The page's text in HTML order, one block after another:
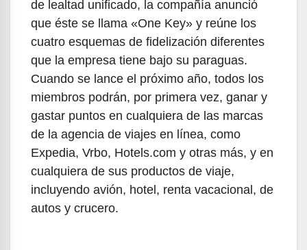
de lealtad unificado, la compañía anunció
que éste se llama «One Key» y reúne los
cuatro esquemas de fidelización diferentes
que la empresa tiene bajo su paraguas.
Cuando se lance el próximo año, todos los
miembros podrán, por primera vez, ganar y
gastar puntos en cualquiera de las marcas
de la agencia de viajes en línea, como
Expedia, Vrbo, Hotels.com y otras más, y en
cualquiera de sus productos de viaje,
incluyendo avión, hotel, renta vacacional, de
autos y crucero.